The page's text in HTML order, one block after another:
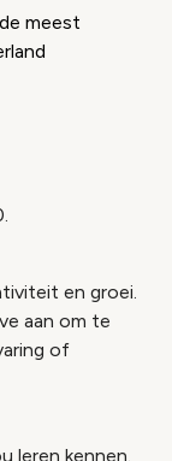
meest
en groei.
aan om te
of
leren kennen.